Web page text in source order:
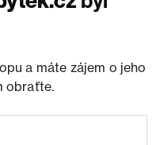
a máte zájem o jeho
obraťte.